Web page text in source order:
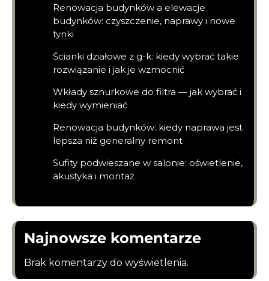
Renowacja budynków a elewacje
budynków: czyszczenie, naprawy i nowe
tynki
Ścianki działowe z g-k: kiedy wybrać takie
rozwiązanie i jak je wzmocnić
Wkłady sznurkowe do filtra — jak wybrać i
kiedy wymieniać
Renowacja budynków: kiedy naprawa jest
lepsza niż generalny remont
Sufity podwieszane w salonie: oświetlenie,
akustyka i montaż
Najnowsze komentarze
Brak komentarzy do wyświetlenia.